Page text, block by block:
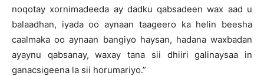
noqotay xornimadeeda ay dadku qabsadeen wax aad u
balaadhan, iyada oo aynaan taageero ka helin beesha
caalmaka oo aynaan bangiyo haysan, hadana waxbadan
ayaynu qabsanay, waxay tana sii dhiiri galinaysaa in
ganacsigeena la sii horumariyo.”